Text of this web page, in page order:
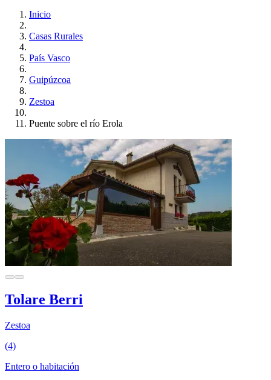
Inicio
Casas Rurales
País Vasco
Guipúzcoa
Zestoa
Puente sobre el río Erola
Tolare Berri
Zestoa
(4)
Entero o habitación